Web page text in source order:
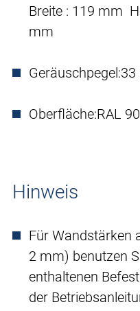
Breite : 119 mm
mm
Geräuschpegel:33
Oberfläche:RAL
Hinweis
Für Wandstärken
2 mm) benutzen
enthaltenen
der